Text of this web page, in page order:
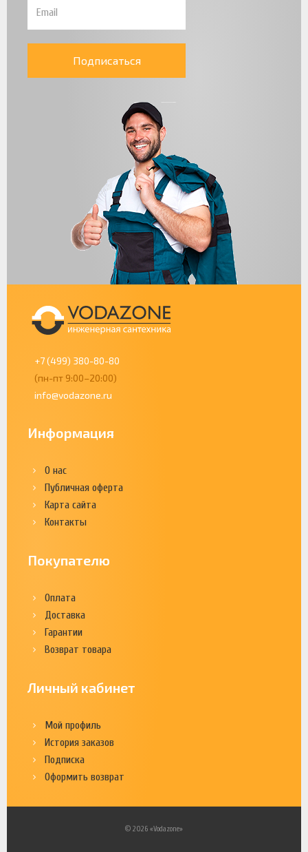
Подписаться
+7 (499) 380-80-80
(пн-пт 9:00–20:00)
info@vodazone.ru
Информация
О нас
Публичная оферта
Карта сайта
Контакты
Покупателю
Оплата
Доставка
Гарантии
Возврат товара
Личный кабинет
Мой профиль
История заказов
Подписка
Оформить возврат
© 2026 «Vodazone»